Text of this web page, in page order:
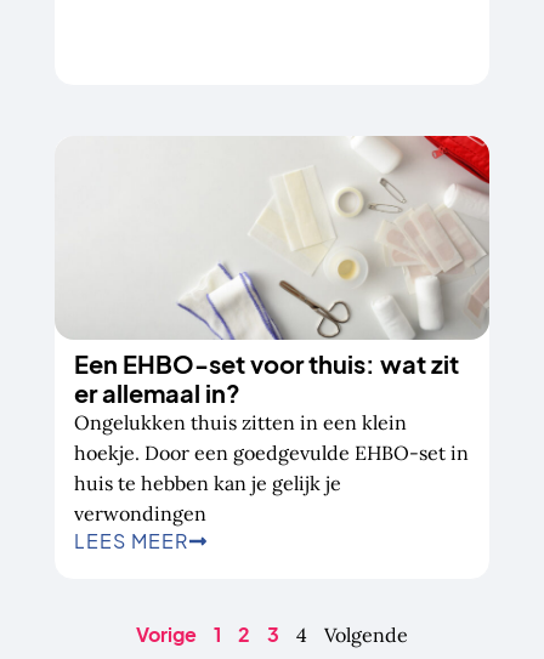
Een EHBO-set voor thuis: wat zit
er allemaal in?
Ongelukken thuis zitten in een klein
hoekje. Door een goedgevulde EHBO-set in
huis te hebben kan je gelijk je
verwondingen
LEES MEER
Vorige 1 2 3 4 Volgende